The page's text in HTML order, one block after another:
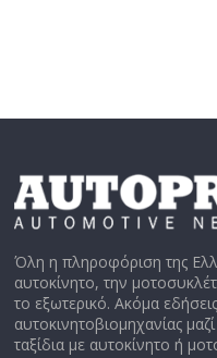
Όλη η πληροφόριση της
αυτοκίνητο, την
το εξωτερικό. Ακόμα
αυτοκινητοβιομηχανίας
ταξίδια με αυτοκίνητο ή